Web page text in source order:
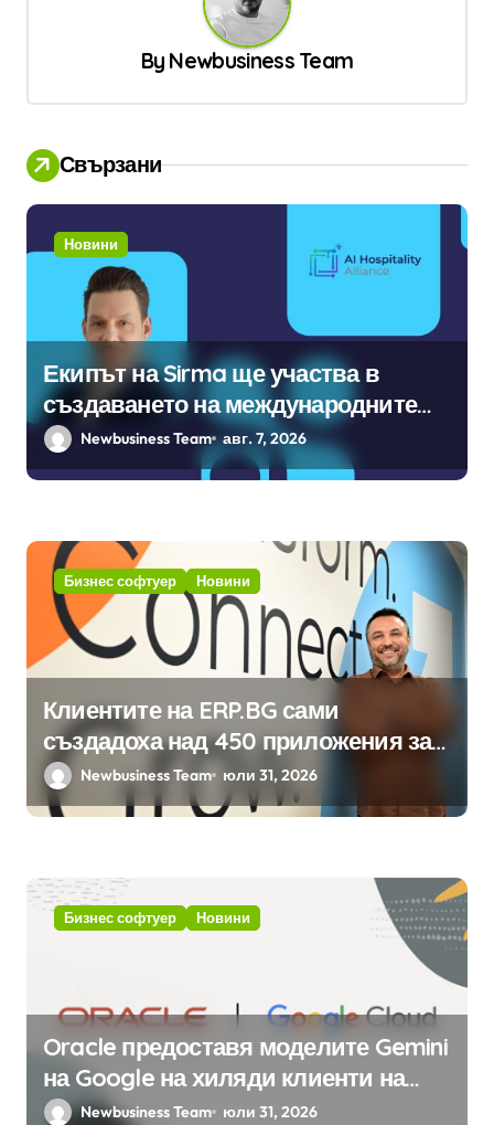
By Newbusiness Team
Свързани
Новини
Екипът на Sirma ще участва в
създаването на международните
стандарти за навлизане на
изкуствен интелект в
Newbusiness Team авг. 7, 2026
Бизнес софтуер Новини
Клиентите на ERP.BG сами
създадоха над 450 приложения за
ERP системата с помощта на
вградения в нея изкуствен
Newbusiness Team юли 31, 2026
Бизнес софтуер Новини
Oracle предоставя моделите Gemini
на Google на хиляди клиенти на
бизнес приложения
Newbusiness Team юли 31, 2026